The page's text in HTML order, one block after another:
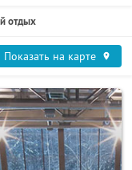
отдых
Показать на карте